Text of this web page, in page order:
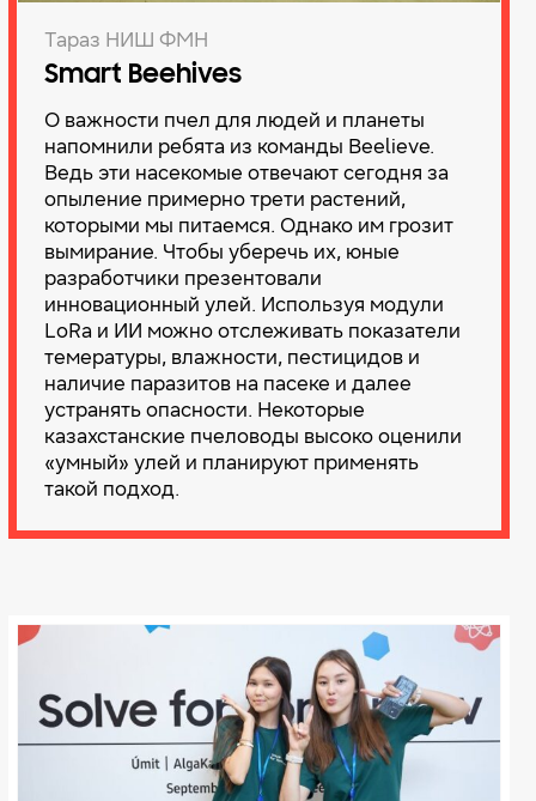
Тараз НИШ ФМН
Smart Beehives
О важности пчел для людей и планеты
напомнили ребята из команды Beelieve.
Ведь эти насекомые отвечают сегодня за
опыление примерно трети растений,
которыми мы питаемся. Однако им грозит
вымирание. Чтобы уберечь их, юные
разработчики презентовали
инновационный улей. Используя модули
LoRa и ИИ можно отслеживать показатели
темературы, влажности, пестицидов и
наличие паразитов на пасеке и далее
устранять опасности. Некоторые
казахстанские пчеловоды высоко оценили
«умный» улей и планируют применять
такой подход.